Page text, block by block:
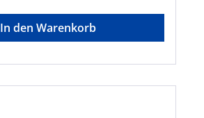
In den Warenkorb